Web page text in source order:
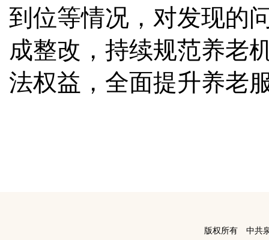
到位等情况，对发现的
成整改，持续规范养老
法权益，全面提升养老
版权所有 中共